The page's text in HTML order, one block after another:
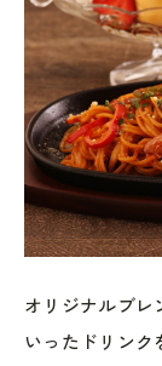
オリジナルブレ
いったドリンク